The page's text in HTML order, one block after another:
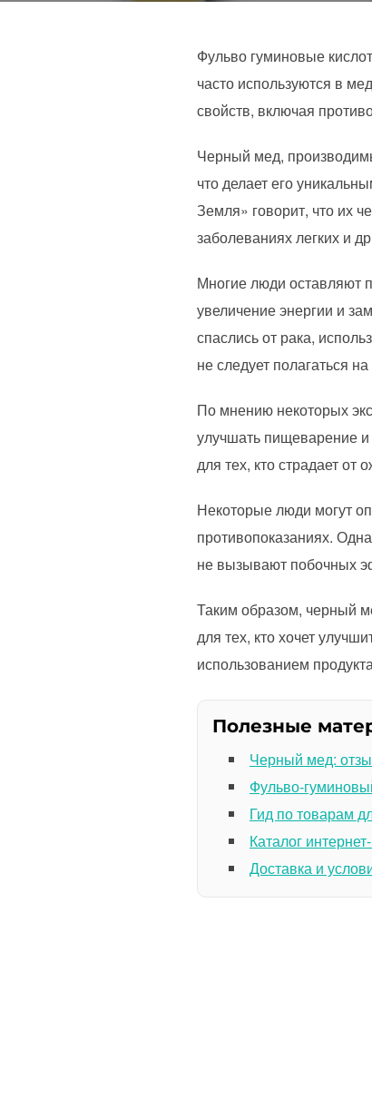
Фульво гуминовые
часто используются в
свойств, включая
Черный мед,
что делает его
Земля» говорит, что их
заболеваниях легких и
Многие люди оставляют
увеличение энергии и
спаслись от рака,
не следует полагаться
По мнению некоторых
улучшать пищеварение
для тех, кто страдает от
Некоторые люди могут
противопоказаниях.
не вызывают побочных
Таким образом, черный
для тех, кто хочет
использованием
Полезные
Черный мед:
Фульво-
Гид по товарам
Каталог
Доставка и